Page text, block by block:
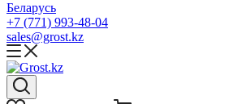
Беларусь
+7 (771) 993-48-04
sales@grost.kz